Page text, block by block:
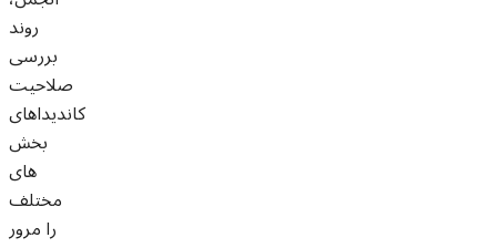
روند
بررسی
صلاحیت
کاندیداهای
بخش
های
مختلف
را مرور